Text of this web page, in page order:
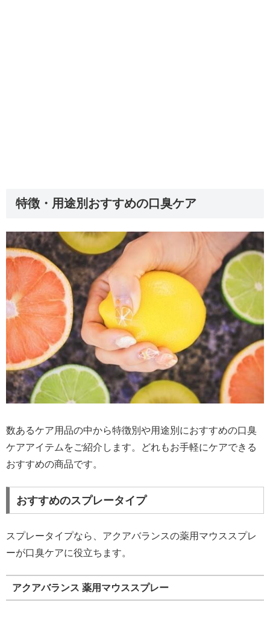
特徴・用途別おすすめの口臭ケア
数あるケア用品の中から特徴別や用途別におすすめの口臭
ケアアイテムをご紹介します。どれもお手軽にケアできる
おすすめの商品です。
おすすめのスプレータイプ
スプレータイプなら、アクアバランスの薬用マウススプレ
ーが口臭ケアに役立ちます。
アクアバランス 薬用マウススプレー